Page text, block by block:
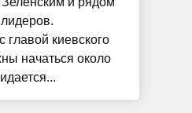
главой киевского
начаться около